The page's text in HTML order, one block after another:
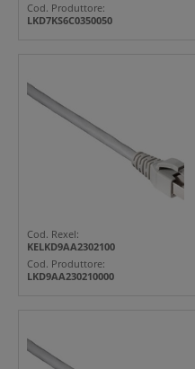
Cod. Produttore:
LKD7KS6C0350050
Cod. Rexel:
KELKD9AA2302100
Cod. Produttore:
LKD9AA230210000